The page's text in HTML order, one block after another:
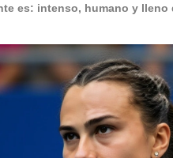
es: intenso, humano y lleno